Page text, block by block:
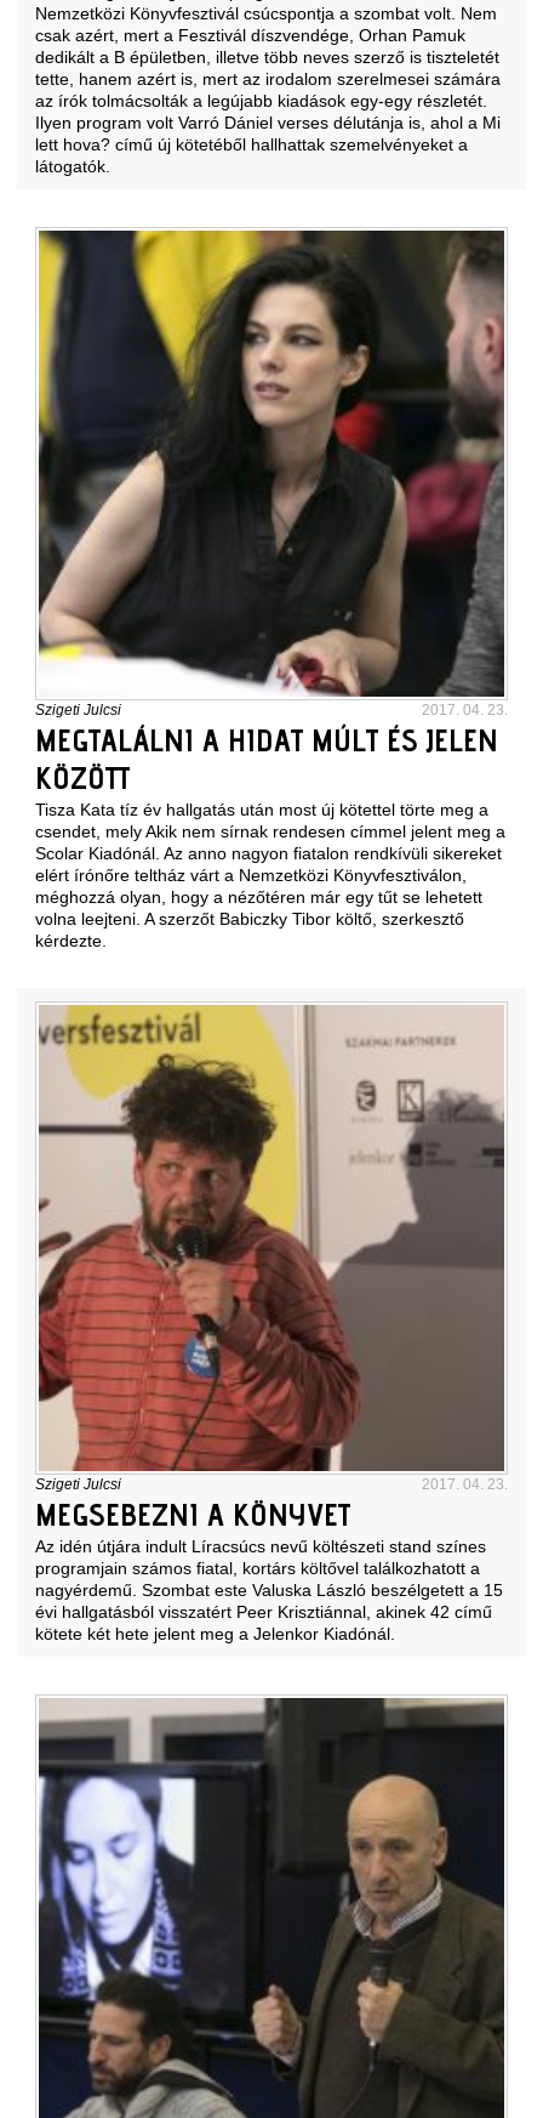
Nemzetközi Könyvfesztivál csúcspontja a szombat volt. Nem
csak azért, mert a Fesztivál díszvendége, Orhan Pamuk
dedikált a B épületben, illetve több neves szerző is tiszteletét
tette, hanem azért is, mert az irodalom szerelmesei számára
az írók tolmácsolták a legújabb kiadások egy-egy részletét.
Ilyen program volt Varró Dániel verses délutánja is, ahol a Mi
lett hova? című új kötetéből hallhattak szemelvényeket a
látogatók.
Szigeti Julcsi 2017. 04. 23.
MEGTALÁLNI A HIDAT MÚLT ÉS JELEN
KÖZÖTT
Tisza Kata tíz év hallgatás után most új kötettel törte meg a
csendet, mely Akik nem sírnak rendesen címmel jelent meg a
Scolar Kiadónál. Az anno nagyon fiatalon rendkívüli sikereket
elért írónőre teltház várt a Nemzetközi Könyvfesztiválon,
méghozzá olyan, hogy a nézőtéren már egy tűt se lehetett
volna leejteni. A szerzőt Babiczky Tibor költő, szerkesztő
kérdezte.
Szigeti Julcsi 2017. 04. 23.
MEGSEBEZNI A KÖNYVET
Az idén útjára indult Líracsúcs nevű költészeti stand színes
programjain számos fiatal, kortárs költővel találkozhatott a
nagyérdemű. Szombat este Valuska László beszélgetett a 15
évi hallgatásból visszatért Peer Krisztiánnal, akinek 42 című
kötete két hete jelent meg a Jelenkor Kiadónál.